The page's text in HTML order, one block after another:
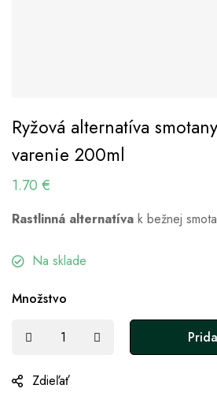
Ryžová alternatíva
varenie 200ml
1.70 €
Rastlinná alternatíva k bežnej
Na sklade
Množstvo
Zdieľať